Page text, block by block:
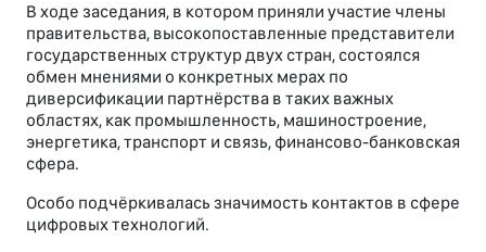
В ходе заседания, в котором приняли участие члены
правительства, высокопоставленные представители
государственных структур двух стран, состоялся
обмен мнениями о конкретных мерах по
диверсификации партнёрства в таких важных
областях, как промышленность, машиностроение,
энергетика, транспорт и связь, финансово-банковская
сфера.
Особо подчёркивалась значимость контактов в сфере
цифровых технологий.